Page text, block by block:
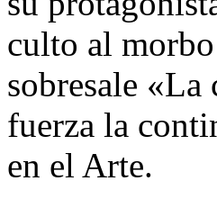
culto al morbo
sobresale
fuerza la
en el Arte.